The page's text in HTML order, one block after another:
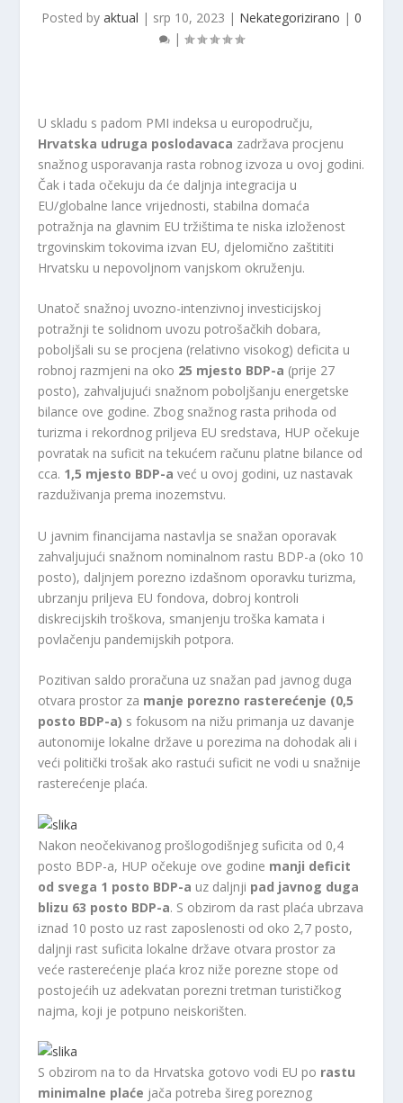
Posted by aktual | srp 10, 2023 | Nekategorizirano | 0
|
U skladu s padom PMI indeksa u europodručju,
Hrvatska udruga poslodavaca zadržava procjenu
snažnog usporavanja rasta robnog izvoza u ovoj godini.
Čak i tada očekuju da će daljnja integracija u
EU/globalne lance vrijednosti, stabilna domaća
potražnja na glavnim EU tržištima te niska izloženost
trgovinskim tokovima izvan EU, djelomično zaštititi
Hrvatsku u nepovoljnom vanjskom okruženju.
Unatoč snažnoj uvozno-intenzivnoj investicijskoj
potražnji te solidnom uvozu potrošačkih dobara,
poboljšali su se procjena (relativno visokog) deficita u
robnoj razmjeni na oko 25 mjesto BDP-a (prije 27
posto), zahvaljujući snažnom poboljšanju energetske
bilance ove godine. Zbog snažnog rasta prihoda od
turizma i rekordnog priljeva EU sredstava, HUP očekuje
povratak na suficit na tekućem računu platne bilance od
cca. 1,5 mjesto BDP-aveć u ovoj godini, uz nastavak
razduživanja prema inozemstvu.
U javnim financijama nastavlja se snažan oporavak
zahvaljujući snažnom nominalnom rastu BDP-a (oko 10
posto), daljnjem porezno izdašnom oporavku turizma,
ubrzanju priljeva EU fondova, dobroj kontroli
diskrecijskih troškova, smanjenju troška kamata i
povlačenju pandemijskih potpora.
Pozitivan saldo proračuna uz snažan pad javnog duga
otvara prostor za manje porezno rasterećenje (0,5
posto BDP-a) s fokusom na nižu primanja uz davanje
autonomije lokalne države u porezima na dohodak ali i
veći politički trošak ako rastući suficit ne vodi u snažnije
rasterećenje plaća.
Nakon neočekivanog prošlogodišnjeg suficita od 0,4
posto BDP-a, HUP očekuje ove godine manji deficit
od svega 1 posto BDP-a uz daljnji pad javnog duga
blizu 63 posto BDP-a. S obzirom da rast plaća ubrzava
iznad 10 posto uz rast zaposlenosti od oko 2,7 posto,
daljnji rast suficita lokalne države otvara prostor za
veće rasterećenje plaća kroz niže porezne stope od
postojećih uz adekvatan porezni tretman turističkog
najma, koji je potpuno neiskorišten.
S obzirom na to da Hrvatska gotovo vodi EU po rastu
minimalne plaće jača potreba šireg poreznog